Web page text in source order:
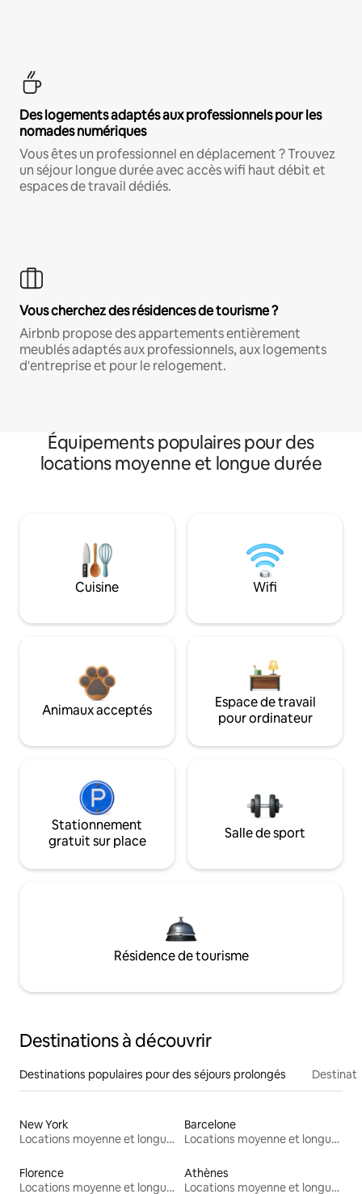
Des logements adaptés aux professionnels pour les
nomades numériques
Vous êtes un professionnel en déplacement ? Trouvez
un séjour longue durée avec accès wifi haut débit et
espaces de travail dédiés.
Vous cherchez des résidences de tourisme ?
Airbnb propose des appartements entièrement
meublés adaptés aux professionnels, aux logements
d'entreprise et pour le relogement.
Équipements populaires pour des
locations moyenne et longue durée
Cuisine Wifi
Animaux acceptés
Espace de travail
pour ordinateur
Stationnement
gratuit sur place
Salle de sport
Résidence de tourisme
Destinations à découvrir
Destinations populaires pour des séjours prolongés
New York
Locations moyenne et longue durée
Barcelone
Locations moyenne et longue durée
Florence
Locations moyenne et longue durée
Athènes
Locations moyenne et longue durée